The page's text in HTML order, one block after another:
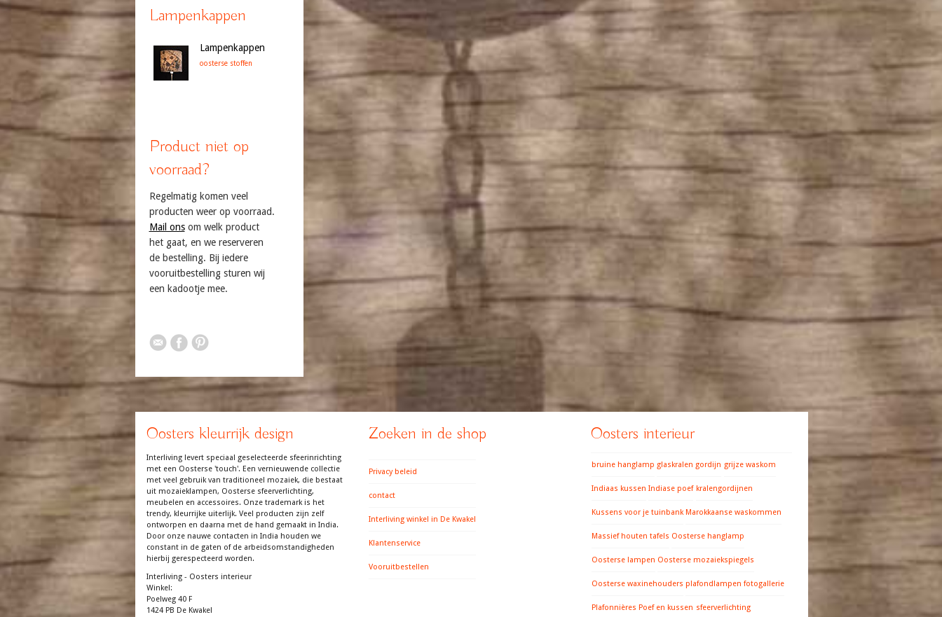
Lampenkappen
Lampenkappen
oosterse stoffen
Product niet op
voorraad?
Regelmatig komen veel
producten weer op voorraad.
Mail onsom welk product
het gaat, en we reserveren
de bestelling. Bij iedere
vooruitbestelling sturen wij
een kadootje mee.
Oosters kleurrijk design
Interliving levert speciaal geselecteerde sfeerinrichting
met een Oosterse 'touch'. Een vernieuwende collectie
met veel gebruik van traditioneel mozaiek, die bestaat
uit mozaieklampen, Oosterse sfeerverlichting,
meubelen en accessoires. Onze trademark is het
trendy, kleurrijke uiterlijk. Veel producten zijn zelf
ontworpen en daarna met de hand gemaakt in India.
Door onze nauwe contacten in India houden we
constant in de gaten of de arbeidsomstandigheden
hierbij gerespecteerd worden.
Interliving - Oosters interieur
Winkel:
Poelweg 40 F
1424 PB De Kwakel
Zoeken in de shop
Privacy beleid
contact
Interliving winkel in De Kwakel
Klantenservice
Vooruitbestellen
Oosters interieur
bruine hanglamp glaskralen gordijn grijze waskom
Indiaas kussen Indiase poef kralengordijnen
Kussens voor je tuinbank Marokkaanse waskommen
Massief houten tafels Oosterse hanglamp
Oosterse lampen Oosterse mozaiekspiegels
Oosterse waxinehouders plafondlampen fotogallerie
Plafonnières Poef en kussen sfeerverlichting